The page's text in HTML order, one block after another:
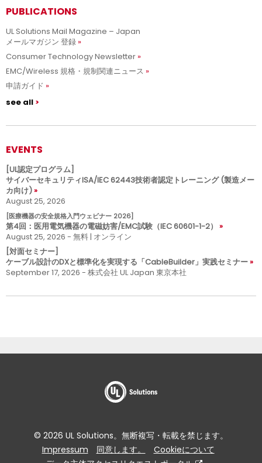
PUBLICATIONS
UL Solutions Mail Magazine – Japan
メールマガジン 登録
Consumer Technology Newsletter
EMC/Wireless 規格・規制関連ニュース
申請ガイド
see all
EVENTS
[UL認定プログラム]
サイバーセキュリティISA/IEC 62443技術者認定トレーニング (製造メー
カ向け)
August 25, 2026
[医療機器の安全規格入門ウェビナー 2026]
第4回：医用電気機器の電磁妨害/EMC試験（IEC 60601-1-2）
August 25, 2026 - 無料 | オンライン
[対面セミナー]
ケーブル設計のDXと標準化を実現する「CableBuilder」実践セミナー
September 17, 2026 - 株式会社 UL Japan 東京本社
© 2026 UL Solutions。無断複写・転載を禁じます。
Impressum
同意します。
Cookieについて